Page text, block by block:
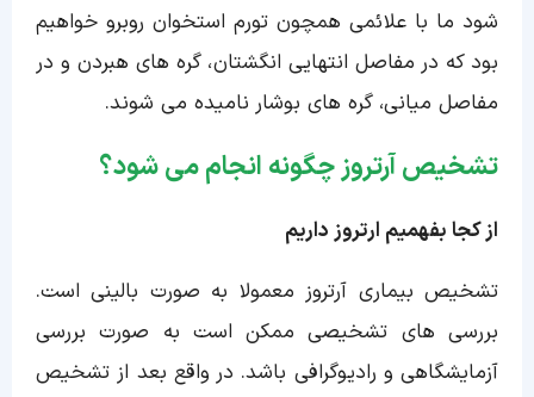
شود ما با علائمی همچون تورم استخوان روبرو خواهیم
بود که در مفاصل انتهایی انگشتان، گره های هبردن و در
مفاصل میانی، گره های بوشار نامیده می شوند.
تشخیص آرتروز چگونه انجام می شود؟
از کجا بفهمیم ارتروز داریم
تشخیص بیماری آرتروز معمولا به صورت بالینی است.
بررسی های تشخیصی ممکن است به صورت بررسی
آزمایشگاهی و رادیوگرافی باشد. در واقع بعد از تشخیص